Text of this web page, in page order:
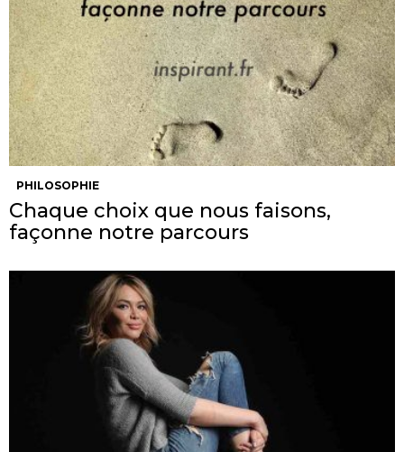
PHILOSOPHIE
Chaque choix que nous faisons,
façonne notre parcours